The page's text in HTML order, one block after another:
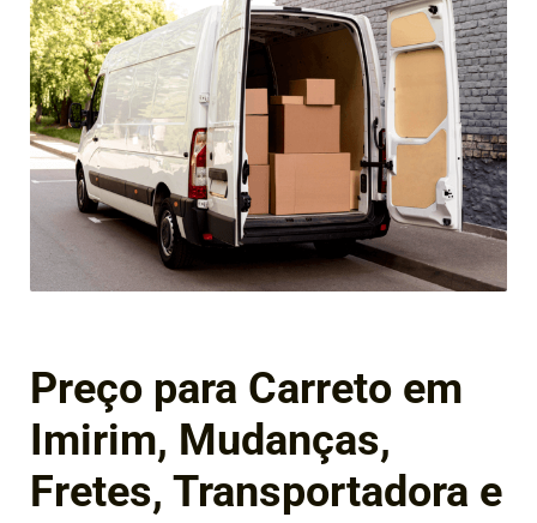
Preço para Carreto em
Imirim, Mudanças,
Fretes, Transportadora e